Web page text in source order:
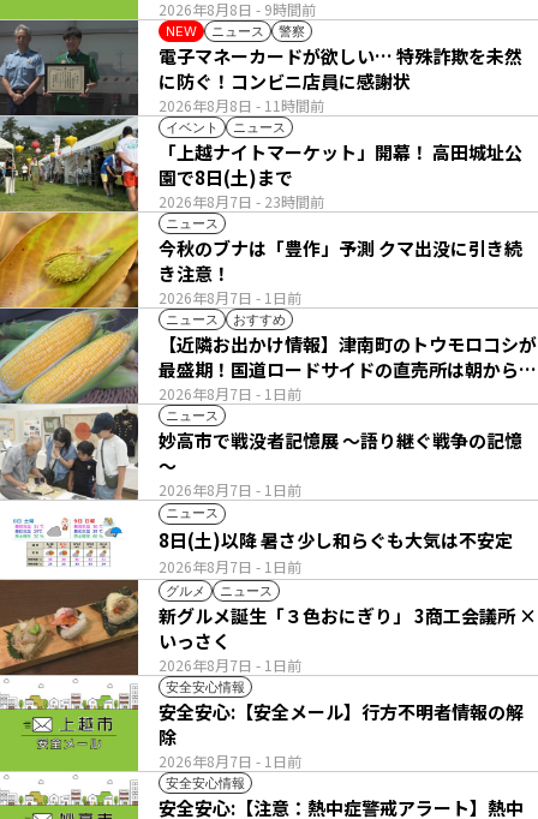
2026年8月8日 - 9時間前
NEW ニュース 警察
2026年8月8日 - 11時間前
電子マネーカードが欲しい… 特殊詐欺を未然
に防ぐ！コンビニ店員に感謝状
イベント ニュース
2026年8月7日 - 23時間前
「上越ナイトマーケット」開幕！ 高田城址公
園で8日(土)まで
ニュース
2026年8月7日 - 1日前
今秋のブナは「豊作」予測 クマ出没に引き続
き注意！
ニュース おすすめ
2026年8月7日 - 1日前
【近隣お出かけ情報】津南町のトウモロコシが
最盛期！国道ロードサイドの直売所は朝から長
い列
ニュース
2026年8月7日 - 1日前
妙高市で戦没者記憶展 ～語り継ぐ戦争の記憶
～
ニュース
2026年8月7日 - 1日前
8日(土)以降 暑さ少し和らぐも大気は不安定
グルメ ニュース
2026年8月7日 - 1日前
新グルメ誕生「３色おにぎり」 3商工会議所 ×
いっさく
安全安心情報
2026年8月7日 - 1日前
安全安心:【安全メール】行方不明者情報の解
除
安全安心情報
安全安心:【注意：熱中症警戒アラート】熱中